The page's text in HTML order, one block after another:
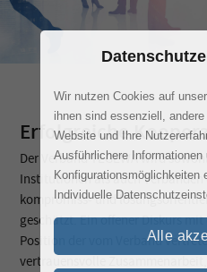
Erfolgreiche
Der Verband TEGEWA wird
Institutionen als auch Verbänden
kompromiss- und
geschätzt. Ein offener Diskurs mit
Position der vom Verband
vertrauensvolle
Wir nutzen Cookies auf
ihnen sind essenziell,
Website und Ihre
Ausführlichere Informationen
Konfigurationsmöglichkeiten
Individuelle
Alle